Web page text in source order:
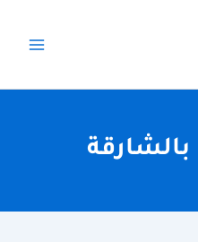
بالشارقة